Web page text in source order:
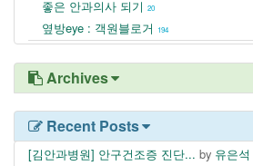
좋은 안과의사 되기 20
옆방eye : 객원블로거 194
Archives
Recent Posts
[김안과병원] 안구건조증 진단... by 유은석